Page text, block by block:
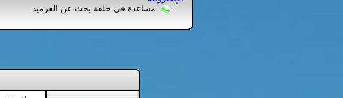
مساعدة في حلقة بحث عن القرميد